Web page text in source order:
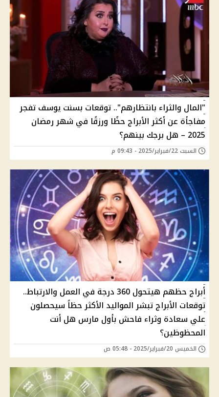
"المال والثراء بانتظارهم".. توقعات بسنت يوسف تفجر
مفاجأة عن أكثر الأبراج حظًا ورزقًا في شهر رمضان
2025 – هل برجك بينهم؟
السبت 22/فبراير/2025 - 09:43 م
أبراج حظهم هيتحول 360 درجة في العمل والارتباط..
توقعات الأبراج تبشر المواليد الأكثر حظاً سيحصلون
علي سعادة وثراء فاحش بأول مارس هل أنت
المحظوظين؟
الخميس 20/فبراير/2025 - 05:48 ص